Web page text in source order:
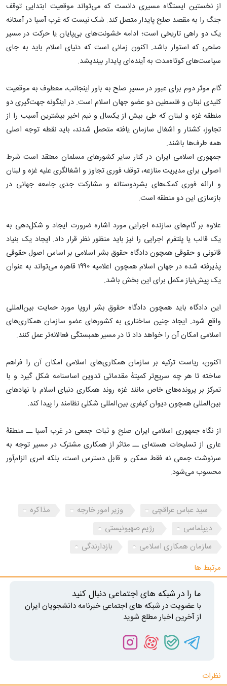
از نخستین ایستگاه مسیری دانست که می‌تواند موقعیت ابتدایی توقف
جنگ را به مقصد صلح پایدار متصل کند. شک نیست که غرب آسیا در آستانه
یک دو راهی تاریخی است؛ ادامه خشونت‌های بی‌پایان یا حرکت در مسیر
صلحی که استوار باشد. اکنون زمانی است که دنیای اسلام باید به جای
سیاست‌های کوتاه‌مدت به آینده‌ای پایدار بیندیشد.
گام موثر دوم برای عبور در مسیرِ صلح به باور اینجانب، معطوف به موقعیت
کلیدی لبنان و فلسطین دو عضو جهان اسلام است. در اینگونه جهت‌گیری دو
منطقه غزه و لبنان که طی بیش از یکسال و نیم اخیر بیشترین آسیب را از
تجاوز، کشتار و اشغال سازمان یافته متحمل شدند، باید نقطه توجه اصلی
همه طرف‌ها باشند.
جمهوری اسلامی ایران در کنار سایر کشورهای مسلمان معتقد است شرط
اصولی برای مدیریت منازعه، توقف فوری تجاوز و اشغالگری علیه غزه و لبنان
و ارائه فوری کمک‌های بشردوستانه و مشارکت جدی جامعه جهانی در
بازسازی این دو منطقه است.
علاوه بر گام‌های سازنده اجرایی مورد اشاره ضرورت ایجاد و شکل‌دهی به
یک قالب یا پلتفرم اجرایی را نیز باید منظور نظر قرار داد. ایجاد یک بنیاد
قانونی و حقوقی همچون دادگاه حقوق بشر اسلامی بر اساس اصول حقوقی
پذیرفته شده در جهان اسلام همچون اعلامیه ۱۹۹۰ قاهره می‌تواند به عنوان
یک پیش‌نیاز مکمل برای این بخش باشد.
این دادگاه باید همچون دادگاه حقوق بشر اروپا مورد حمایت بین‌المللی
واقع شود. ایجاد چنین ساختاری به کشورهای عضو سازمان همکاری‌های
اسلامی امکان آن را خواهد داد تا در مسیر همبستگی فعالانه‌تر عمل کنند.
اکنون، ریاست ترکیه بر سازمان همکاری‌های اسلامی امکان آن را فراهم
ساخته تا هر چه سریع‌تر کمیتۀ مقدماتی تدوین اساسنامه شکل گیرد و با
تمرکز بر پرونده‌های خاص مانند غزه روند همکاری دنیای اسلام با نهادهای
بین‌المللی همچون دیوان کیفری بین‌المللی شکلی نظامند را پیدا کند.
از نگاه جمهوری اسلامی ایران صلح و ثبات جمعی در غرب آسیا ــ منطقۀ
عاری از تسلیحات هسته‌ای ــ متاثر از همکاری مشترک در مسیر توجه به
سرنوشت جمعی نه فقط ممکن و قابل دسترس است، بلکه امری الزام‌آور
محسوب می‌شود.
سید عباس عراقچی وزیر امور خارجه
مذاکره
دیپلماسی
رژیم صهیونیستی
سازمان همکاری اسلامی
بازدارندگی
مرتبط ها
ما را در شبکه های اجتماعی دنبال کنید
با عضویت در شبکه های اجتماعی خبرنامه دانشجویان ایران
از آخرین اخبار مطلع شوید
نظرات